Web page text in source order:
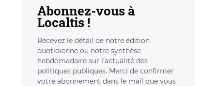
Abonnez-vous à
Localtis !
Recevez le détail de notre édition
quotidienne ou notre synthèse
hebdomadaire sur l’actualité des
politiques publiques. Merci de confirmer
votre abonnement dans le mail que vous